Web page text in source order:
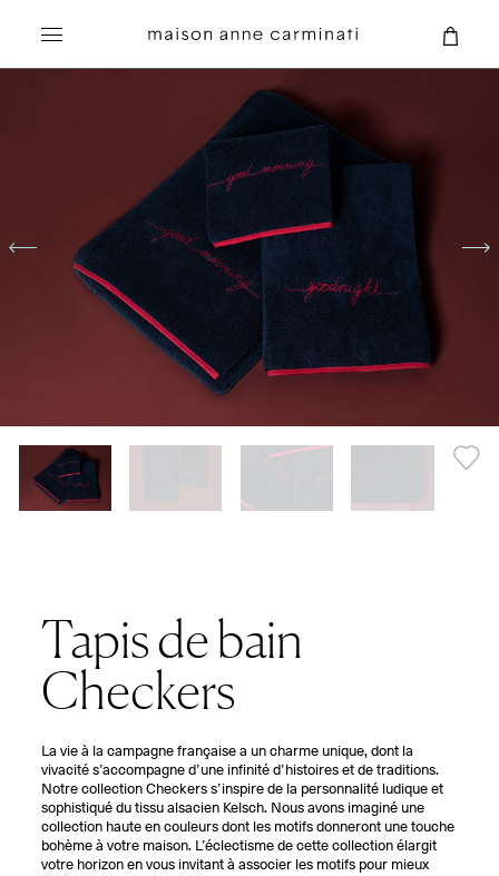
Tapis de bain
Checkers
La vie à la campagne française a un charme unique, dont la
vivacité s’accompagne d’une infinité d’histoires et de traditions.
Notre collection Checkers s’inspire de la personnalité ludique et
sophistiqué du tissu alsacien Kelsch. Nous avons imaginé une
collection haute en couleurs dont les motifs donneront une touche
bohème à votre maison. L’éclectisme de cette collection élargit
votre horizon en vous invitant à associer les motifs pour mieux